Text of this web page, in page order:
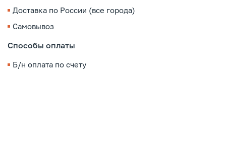
Доставка по России (все города)
Самовывоз
Способы оплаты
Б/н оплата по счету